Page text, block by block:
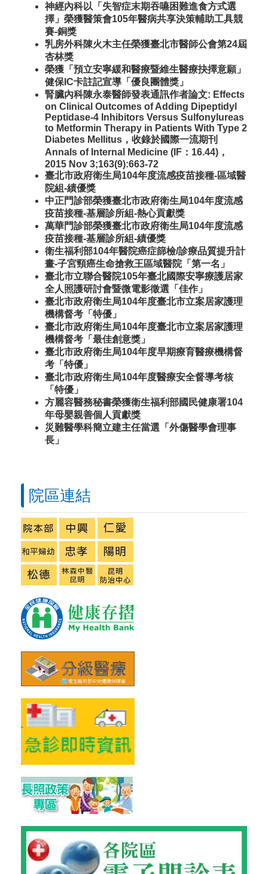
神經內科以「失智症末期吞嚥困難進食方式選
擇」榮獲醫策會105年醫病共享決策輔助工具競
賽-銅獎
乳房外科陳火木主任榮獲臺北市醫師公會第24屆
杏林獎
榮獲「預立安寧緩和醫療暨維生醫療抉擇意願」
健保IC卡註記宣導「優良團體獎」
腎臟內科陳永泰醫師發表通訊作者論文: Effects
on Clinical Outcomes of Adding Dipeptidyl
Peptidase-4 Inhibitors Versus Sulfonylureas
to Metformin Therapy in Patients With Type 2
Diabetes Mellitus，收錄於國際一流期刊
Annals of Internal Medicine (IF：16.44)，
2015 Nov 3;163(9):663-72
臺北市政府衛生局104年度流感疫苗接種-區域醫
院組-績優獎
中正門診部榮獲臺北市政府衛生局104年度流感
疫苗接種-基層診所組-熱心貢獻獎
萬華門診部榮獲臺北市政府衛生局104年度流感
疫苗接種-基層診所組-績優獎
衛生福利部104年醫院癌症篩檢/診療品質提升計
畫-子宮頸癌生命搶救王區域醫院「第一名」
臺北市立聯合醫院105年臺北國際安寧療護居家
全人照護研討會暨微電影徵選「佳作」
臺北市政府衛生局104年度臺北市立案居家護理
機構督考「特優」
臺北市政府衛生局104年度臺北市立案居家護理
機構督考「最佳創意獎」
臺北市政府衛生局104年度早期療育醫療機構督
考「特優」
臺北市政府衛生局104年度醫療安全督導考核
「特優」
方麗容醫務秘書榮獲衛生福利部國民健康署104
年母嬰親善個人貢獻獎
災難醫學科簡立建主任當選「外傷醫學會理事
長」
院區連結